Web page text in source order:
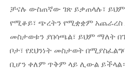
ቻናሉ ውስጠኛው ገጽ ይቃጠላሉ፣
የሚቆይ፣ ጭረትን የሚቋቋም አጨራረስ
መስታወቱን ያበሳጫል፣ ይህም ማለት
ቦታ፣ የደህንነት መስታወት
ቢሆን ቀለም ጥቅም ላይ ሊውል